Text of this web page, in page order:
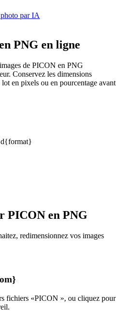
par IA
PNG en ligne
de PICON en PNG
Conservez les dimensions
en pixels ou en pourcentage avant
d{format}
PICON en PNG
redimensionnez vos images
fichiers «PICON », ou cliquez pour